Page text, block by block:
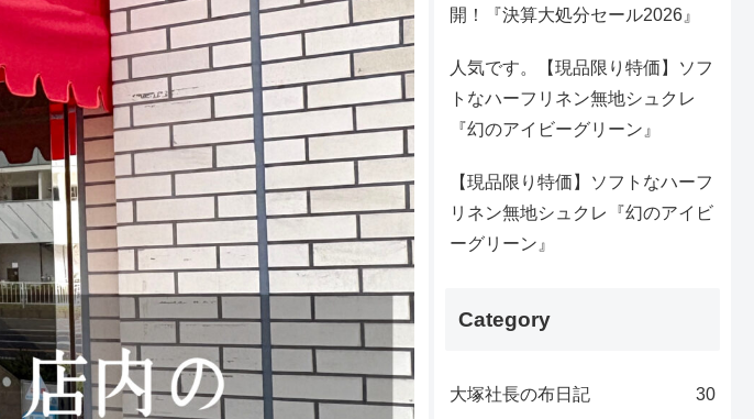
開！『決算大処分セール2026』
人気です。【現品限り特価】ソフ
トなハーフリネン無地シュクレ
『幻のアイビーグリーン』
【現品限り特価】ソフトなハーフ
リネン無地シュクレ『幻のアイビ
ーグリーン』
Category
大塚社長の布日記 30